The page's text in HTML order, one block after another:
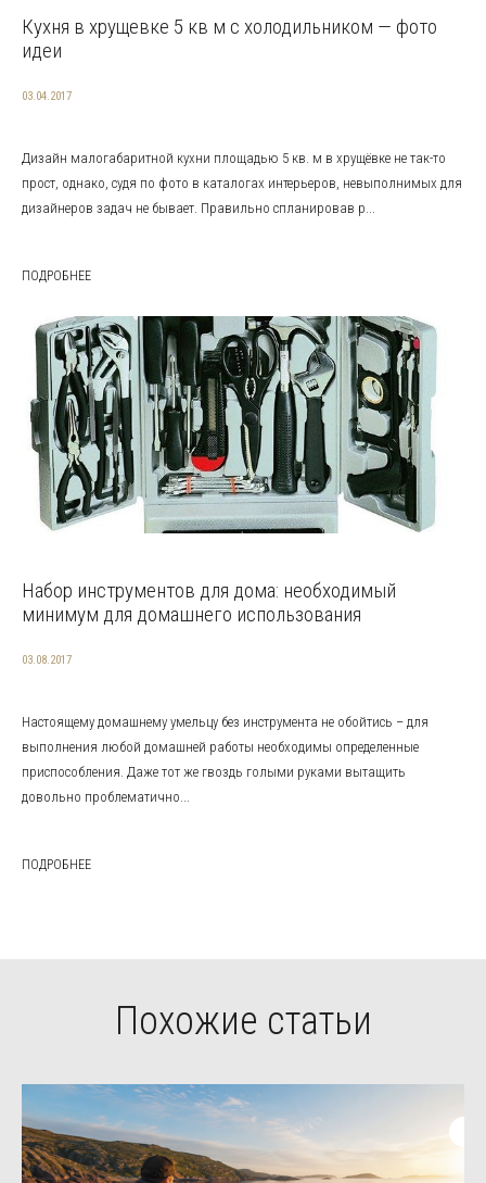
Кухня в хрущевке 5 кв м с холодильником — фото
идеи
03.04.2017
Дизайн малогабаритной кухни площадью 5 кв. м в хрущёвке не так-то
прост, однако, судя по фото в каталогах интерьеров, невыполнимых для
дизайнеров задач не бывает. Правильно спланировав р...
ПОДРОБНЕЕ
Набор инструментов для дома: необходимый
минимум для домашнего использования
03.08.2017
Настоящему домашнему умельцу без инструмента не обойтись – для
выполнения любой домашней работы необходимы определенные
приспособления. Даже тот же гвоздь голыми руками вытащить
довольно проблематично...
ПОДРОБНЕЕ
Похожие статьи